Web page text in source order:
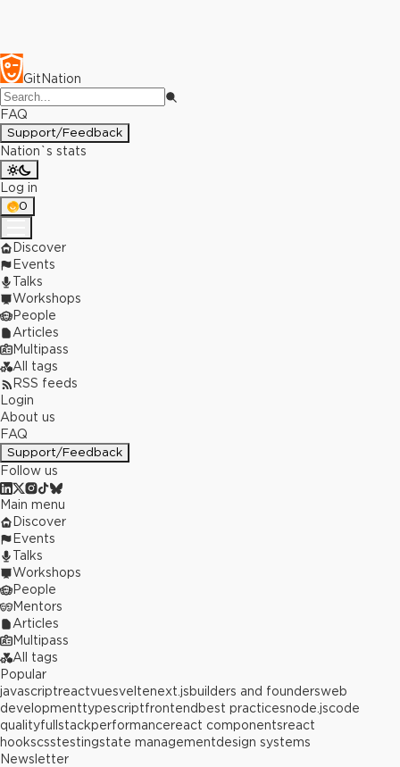
GitNation
FAQ
Support/Feedback
Nation`s stats
Log in
0
Discover
Events
Talks
Workshops
People
Articles
Multipass
All tags
RSS feeds
Login
About us
FAQ
Support/Feedback
Follow us
Main menu
Discover
Events
Talks
Workshops
People
Mentors
Articles
Multipass
All tags
Popular
javascriptreactvuesveltenext.jsbuilders and foundersweb
developmenttypescriptfrontend best practicesnode.jscode
qualityfullstackperformancereact componentsreact
hookscsstestingstate managementdesign systems
Newsletter